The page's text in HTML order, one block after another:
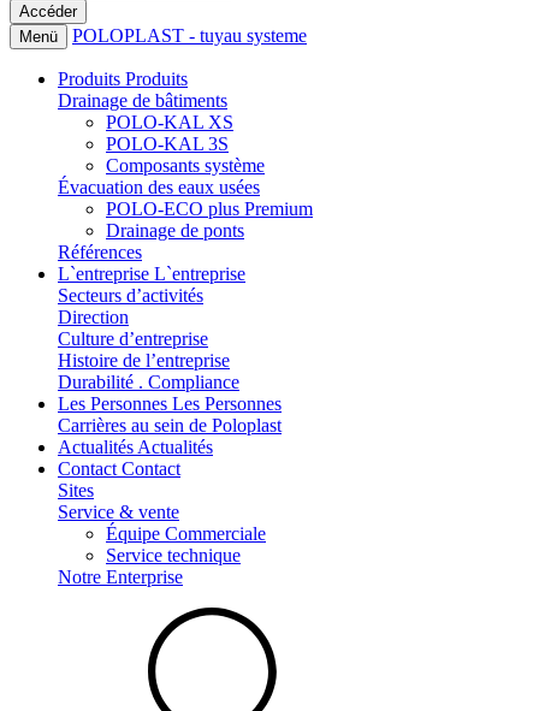
Menü POLOPLAST - tuyau systeme
Produits Produits
Drainage de bâtiments
POLO-KAL XS
POLO-KAL 3S
Composants système
Évacuation des eaux usées
POLO-ECO plus Premium
Drainage de ponts
Références
L`entreprise L`entreprise
Secteurs d’activités
Direction
Culture d’entreprise
Histoire de l’entreprise
Durabilité . Compliance
Les Personnes Les Personnes
Carrières au sein de Poloplast
Actualités Actualités
Contact Contact
Sites
Service & vente
Équipe Commerciale
Service technique
Notre Enterprise